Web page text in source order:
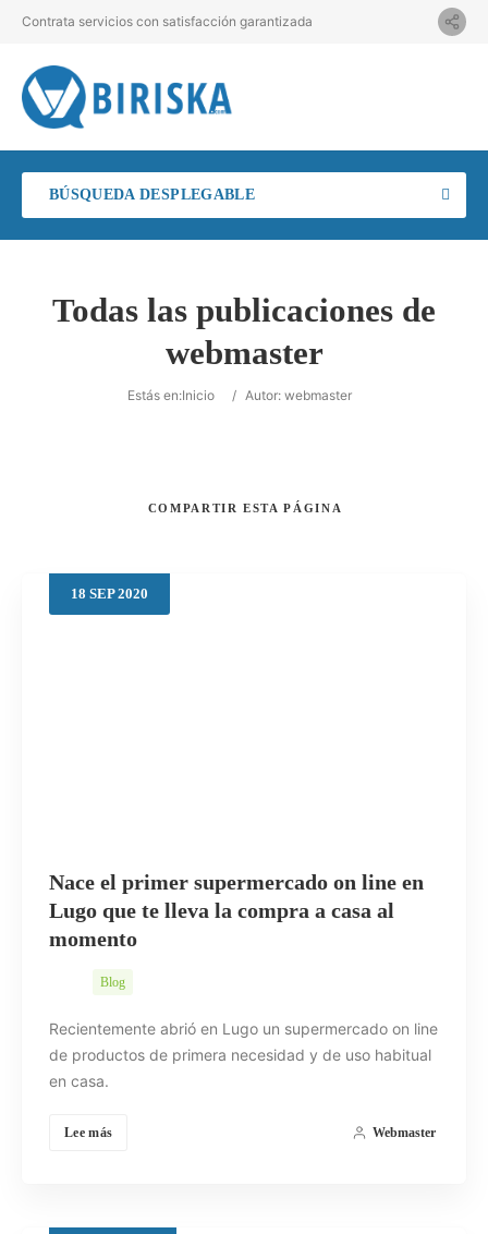
Contrata servicios con satisfacción garantizada
BÚSQUEDA DESPLEGABLE
Todas las publicaciones de
webmaster
Estás en:Inicio / Autor: webmaster
COMPARTIR ESTA PÁGINA
18 SEP2020
Nace el primer supermercado on line en
Lugo que te lleva la compra a casa al
momento
Blog
Recientemente abrió en Lugo un supermercado on line
de productos de primera necesidad y de uso habitual
en casa.
Lee más Webmaster